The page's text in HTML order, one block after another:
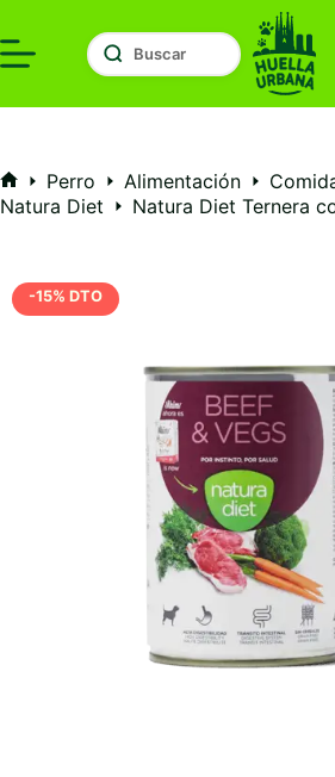
al
contenido
Inicio
Perro Alimentación
Natura Diet
Natura Diet Ternera
-15% DTO